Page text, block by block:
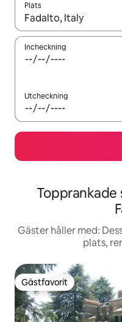
Plats
När resultaten är
Incheckning
Utcheckning
Gäster håller med:
plats,
Gästfavorit
Gästfavorit